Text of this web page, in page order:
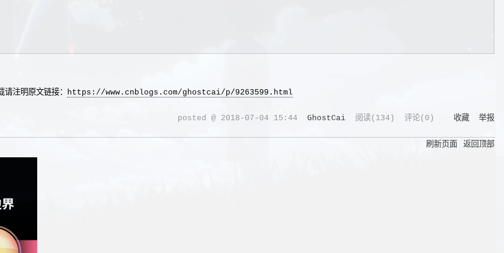
请注明原文链接： https://www.cnblogs.com/ghostcai/p/9263599.html
posted @ 2018-07-04 15:44 GhostCai 阅读( 134 ) 评论( 0 ) 收藏 举报
刷新页面 返回顶部